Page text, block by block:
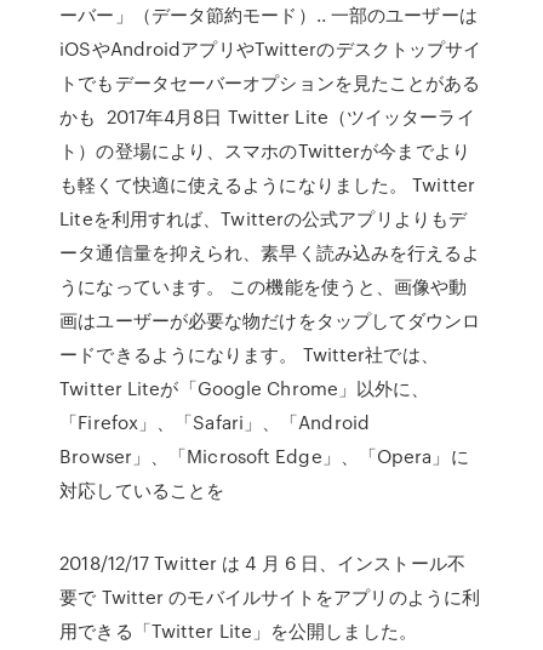
ーバー」（データ節約モード）.. 一部のユーザーは
iOSやAndroidアプリやTwitterのデスクトップサイ
トでもデータセーバーオプションを見たことがある
かも 2017年4月8日 Twitter Lite（ツイッターライ
ト）の登場により、スマホのTwitterが今までより
も軽くて快適に使えるようになりました。 Twitter
Liteを利用すれば、Twitterの公式アプリよりもデ
ータ通信量を抑えられ、素早く読み込みを行えるよ
うになっています。 この機能を使うと、画像や動
画はユーザーが必要な物だけをタップしてダウンロ
ードできるようになります。 Twitter社では、
Twitter Liteが「Google Chrome」以外に、
「Firefox」、「Safari」、「Android
Browser」、「Microsoft Edge」、「Opera」に
対応していることを
2018/12/17 Twitter は 4 月 6 日、インストール不
要で Twitter のモバイルサイトをアプリのように利
用できる「Twitter Lite」を公開しました。